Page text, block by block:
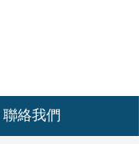
聯絡我們